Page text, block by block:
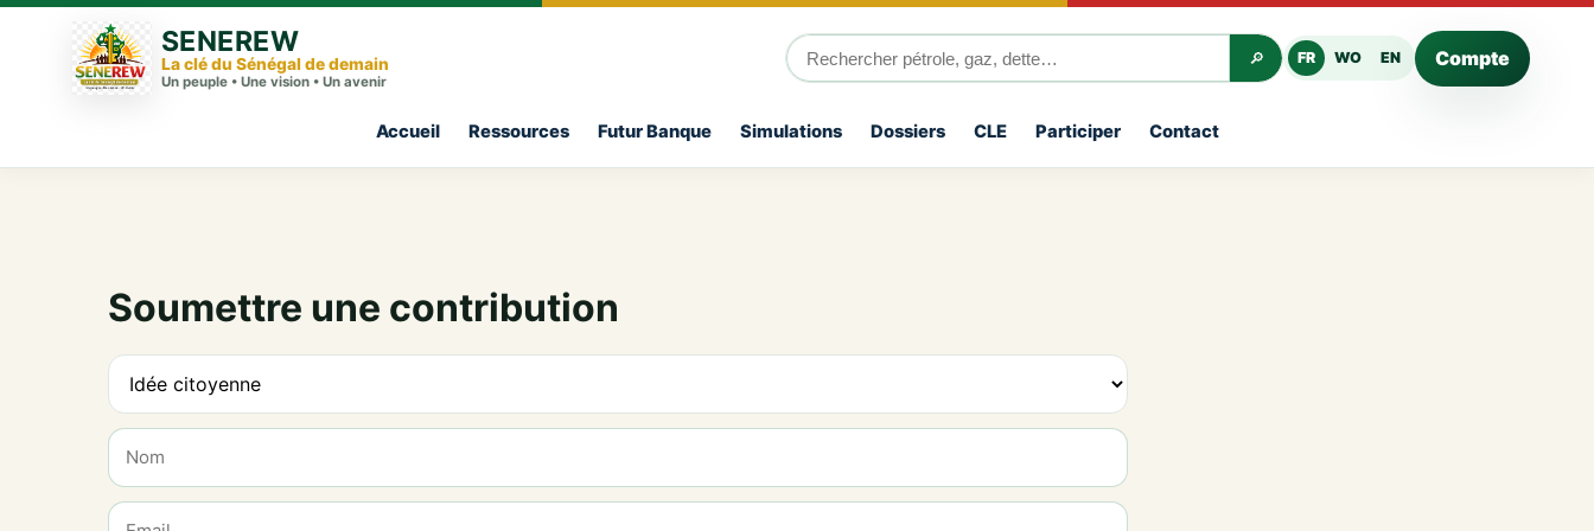
SENEREW
La clé du Sénégal de demain
Un peuple • Une vision • Un avenir
🔎 FR WO EN Compte
Accueil Ressources Futur Banque Simulations Dossiers CLE Participer Contact
Soumettre une contribution